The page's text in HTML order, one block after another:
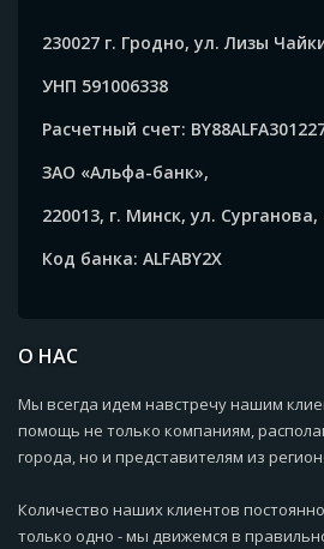
230027 г. Гродно, ул. Лизы
УНП 591006338
Расчетный счет:
ЗАО «Альфа-банк»,
220013, г. Минск, ул. Сурганова,
Код банка: ALFABY2X
О НАС
Мы всегда идем навстречу нашим
помощь не только компаниям,
города, но и представителям из
Количество наших клиентов
только одно - мы движемся в